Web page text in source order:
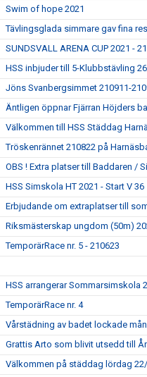
Swim of hope 2021
Tävlingsglada simmare gav fina
SUNDSVALL ARENA CUP 2021 -
HSS inbjuder till 5-Klubbstävling
Jöns Svanbergsimmet 210911-
Äntligen öppnar Fjärran Höjders
Välkommen till HSS Städdag
Tröskenrännet 210822 på
OBS ! Extra platser till Baddaren /
HSS Simskola HT 2021 - Start V 36
Erbjudande om extraplatser till
Riksmästerskap ungdom (50m)
TemporärRace nr. 5 - 210623
HSS arrangerar Sommarsimskola
TemporärRace nr. 4
Vårstädning av badet lockade
Grattis Arto som blivit utsedd till
Välkommen på städdag lördag